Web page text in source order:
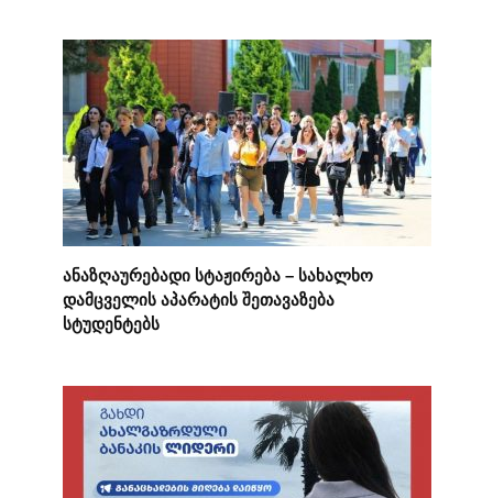
ანაზღაურებადი სტაჟირება – სახალხო
დამცველის აპარატის შეთავაზება
სტუდენტებს